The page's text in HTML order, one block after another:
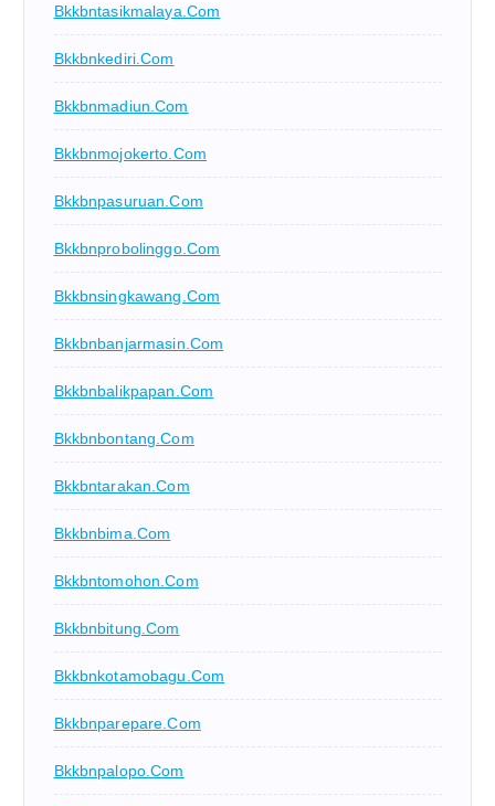
Bkkbntasikmalaya.com
Bkkbnkediri.com
Bkkbnmadiun.com
Bkkbnmojokerto.com
Bkkbnpasuruan.com
Bkkbnprobolinggo.com
Bkkbnsingkawang.com
Bkkbnbanjarmasin.com
Bkkbnbalikpapan.com
Bkkbnbontang.com
Bkkbntarakan.com
Bkkbnbima.com
Bkkbntomohon.com
Bkkbnbitung.com
Bkkbnkotamobagu.com
Bkkbnparepare.com
Bkkbnpalopo.com